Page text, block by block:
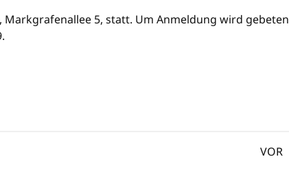
5, statt. Um Anmeldung wird gebeten
VOR